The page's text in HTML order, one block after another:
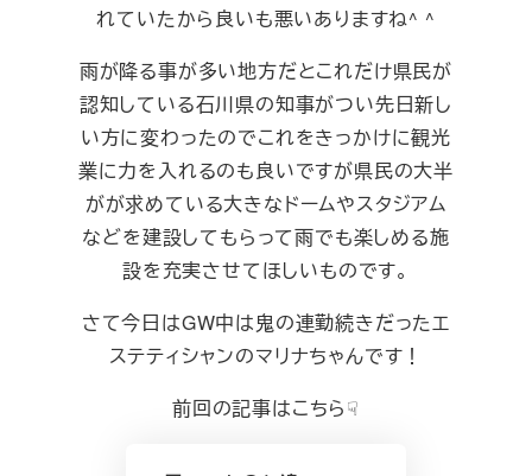
れていたから良いも悪いありますね^ ^
雨が降る事が多い地方だとこれだけ県民が
認知している石川県の知事がつい先日新し
い方に変わったのでこれをきっかけに観光
業に力を入れるのも良いですが県民の大半
がが求めている大きなドームやスタジアム
などを建設してもらって雨でも楽しめる施
設を充実させてほしいものです。
さて今日はGW中は鬼の連勤続きだったエ
ステティシャンのマリナちゃんです！
前回の記事はこちら☟